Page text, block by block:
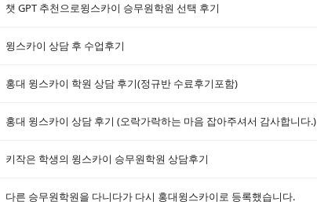
챗 GPT 추천으로윙스카이 승무원학원 선택 후기
윙스카이 상담 후 수업후기
홍대 윙스카이 학원 상담 후기(정규반 수료후기포함)
홍대 윙스카이 상담 후기 (오락가락하는 마음 잡아주셔서 감사합니다.)
키작은 학생의 윙스카이 승무원학원 상담후기
다른 승무원학원을 다니다가 다시 홍대윙스카이로 등록했습니다.